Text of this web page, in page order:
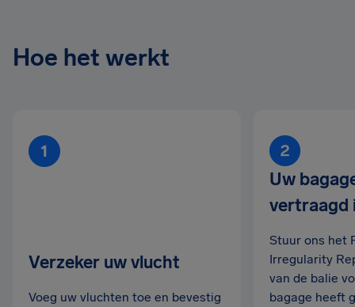
Hoe het werkt
Verzeker uw vlucht
Voeg uw vluchten toe en bevestig
Uw
vertraagd
Stuur ons het
Irregularity
van de balie
bagage heeft